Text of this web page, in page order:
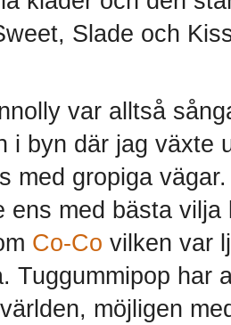
Slade och
var alltså
i byn där jag växte
med gropiga
ens med bästa
Co-Co vilken var
Tuggummipop har
möjligen